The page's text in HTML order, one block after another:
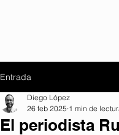
Entrada
El periodista
Diego López
26 feb 2025 1 min de